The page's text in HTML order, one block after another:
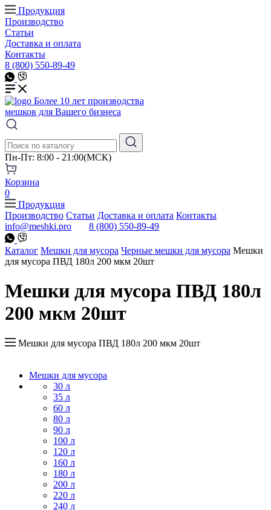
Продукция
Производство
Статьи
Доставка и оплата
Контакты
8 (800) 550-89-49
Более 10 лет производства
мешков для Вашего бизнеса
Пн-Пт: 8:00 - 21:00(МСК)
Корзина
0
Продукция
Производство Статьи Доставка и оплата Контакты
info@meshki.pro
8 (800) 550-89-49
Каталог Мешки для мусора Черные мешки для мусора Мешки
для мусора ПВД 180л 200 мкм 20шт
Мешки для мусора ПВД 180л
200 мкм 20шт
Мешки для мусора ПВД 180л 200 мкм 20шт
Мешки для мусора
30 л
35 л
60 л
80 л
90 л
100 л
120 л
160 л
180 л
200 л
220 л
240 л